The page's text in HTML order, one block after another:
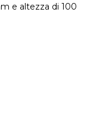
e altezza di 100
difficili.
dell'acqua da
App